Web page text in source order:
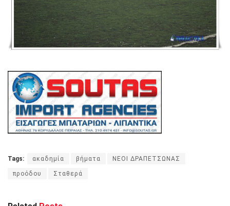
Tags: ακαδημία βήματα ΝΕΟΙ ΔΡΑΠΕΤΣΩΝΑΣ
προόδου Σταθερά